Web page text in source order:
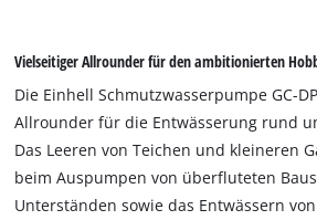
Vielseitiger Allrounder für den ambitionierten
Die Einhell Schmutzwasserpumpe GC-
Allrounder für die Entwässerung rund
Das Leeren von Teichen und kleineren
beim Auspumpen von überfluteten
Unterständen sowie das Entwässern